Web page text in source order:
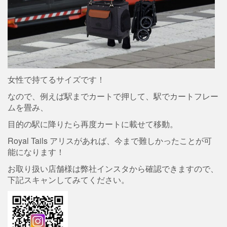
女性で持てるサイズです！
なので、例えば駅までカートで押して、駅でカートフレー
ムを畳み、
目的の駅に降りたら再度カートに載せて移動。
Royal Tails アリスがあれば、今まで難しかったことが可
能になります！
お取り扱い店舗様は弊社インスタから確認できますので、
下記スキャンしてみてください。